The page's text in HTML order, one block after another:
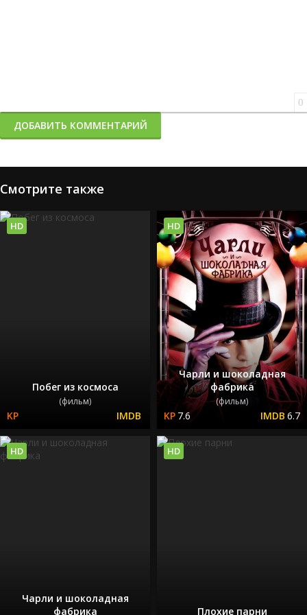
0
ДОБАВИТЬ КОММЕНТАРИЙ
Смотрите также
Побег из космоса
(фильм)
HD
Чарли и шоколадная
фабрика
(фильм)
7.6 6.7
HD
Чарли и шоколадная
фабрика
HD
Плохие парни
HD